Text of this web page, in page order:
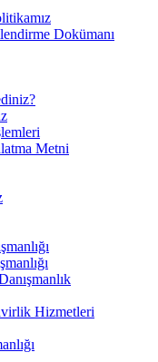
Dokümanı
Metni
Hizmetleri